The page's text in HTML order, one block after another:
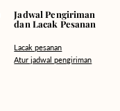
Jadwal Pengiriman
dan Lacak Pesanan
Lacak pesanan
Atur jadwal pengiriman